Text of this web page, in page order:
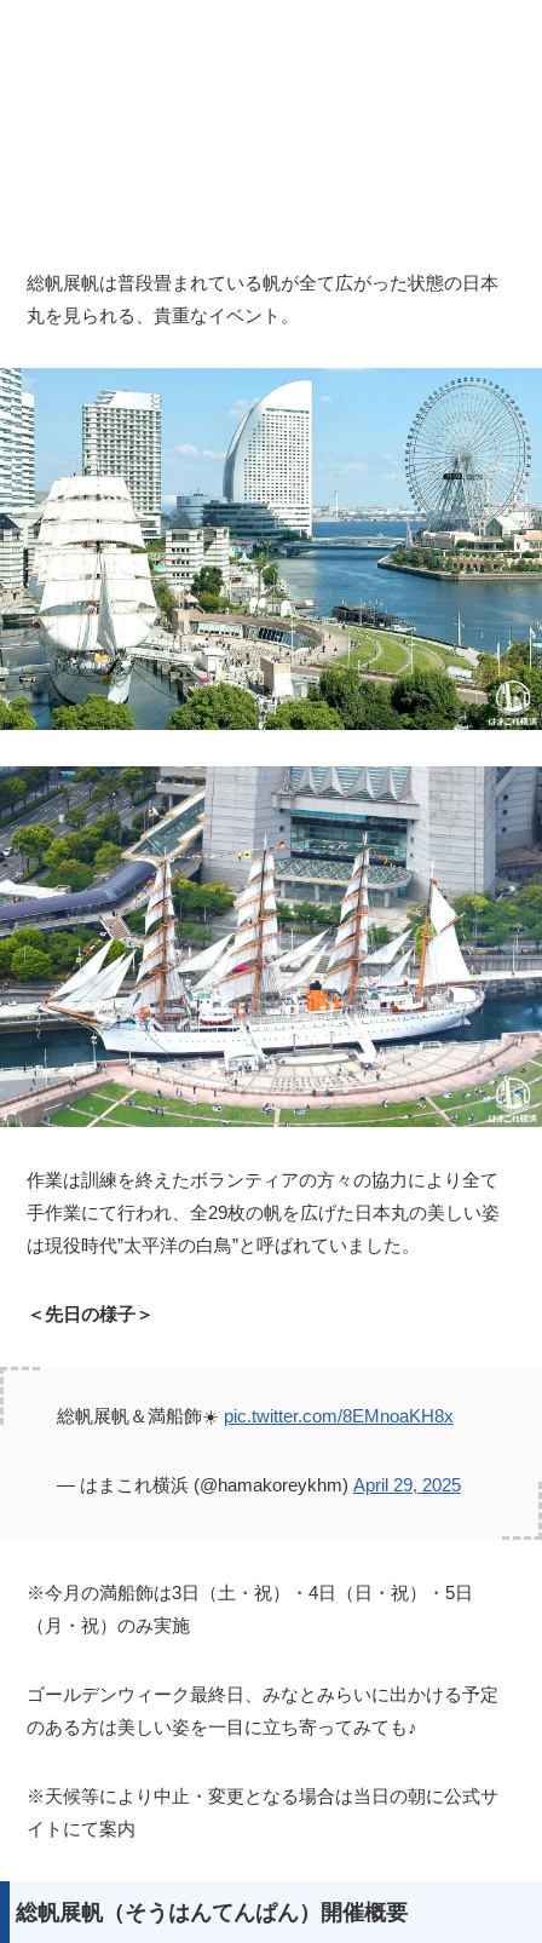
総帆展帆は普段畳まれている帆が全て広がった状態の日本
丸を見られる、貴重なイベント。
作業は訓練を終えたボランティアの方々の協力により全て
手作業にて行われ、全29枚の帆を広げた日本丸の美しい姿
は現役時代”太平洋の白鳥”と呼ばれていました。
＜先日の様子＞
総帆展帆＆満船飾☀️ pic.twitter.com/8EMnoaKH8x
— はまこれ横浜 (@hamakoreykhm) April 29, 2025
※今月の満船飾は3日（土・祝）・4日（日・祝）・5日
（月・祝）のみ実施
ゴールデンウィーク最終日、みなとみらいに出かける予定
のある方は美しい姿を一目に立ち寄ってみても♪
※天候等により中止・変更となる場合は当日の朝に公式サ
イトにて案内
総帆展帆（そうはんてんぱん）開催概要